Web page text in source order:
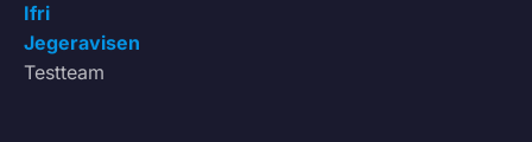
Ifri
Jegeravisen
Testteam